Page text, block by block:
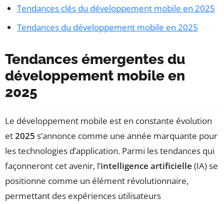
Tendances clés du développement mobile en 2025
Tendances du développement mobile en 2025
Tendances émergentes du
développement mobile en
2025
Le développement mobile est en constante évolution
et2025 s’annonce comme une année marquante pour
les technologies d’application. Parmi les tendances qui
façonneront cet avenir, l’intelligence artificielle (IA) se
positionne comme un élément révolutionnaire,
permettant des expériences utilisateurs